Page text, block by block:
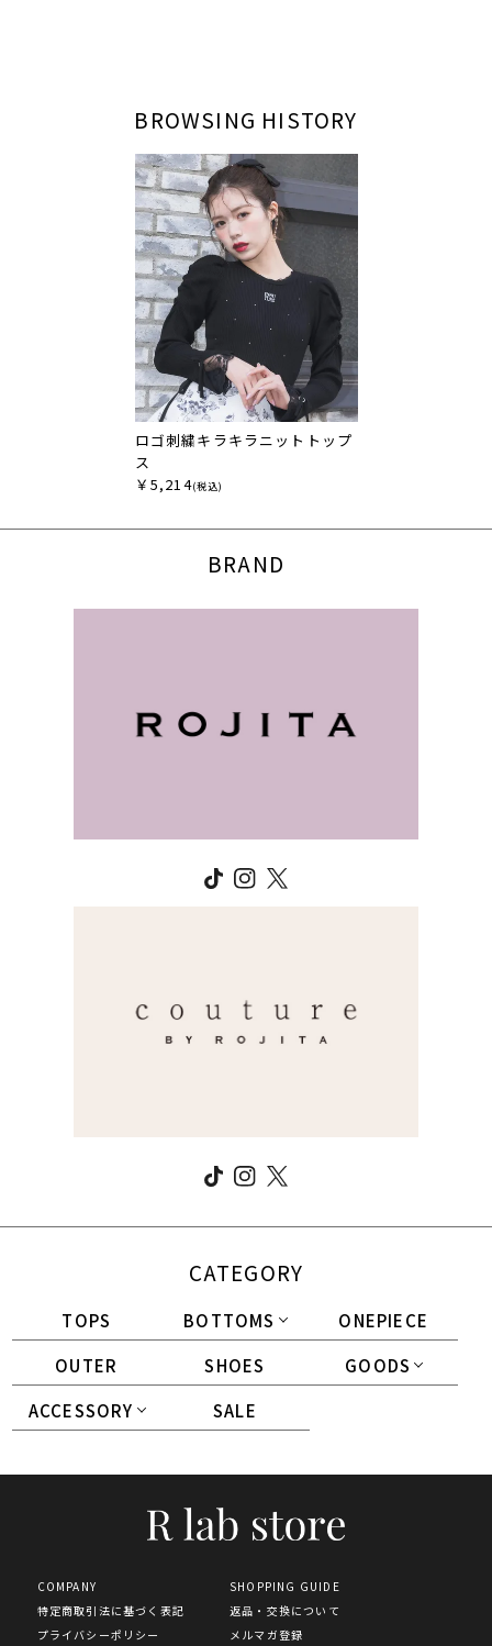
BROWSING HISTORY
ロゴ刺繍キラキラニットトップ
ス
￥5,214(税込)
BRAND
CATEGORY
TOPS BOTTOMS
ONEPIECE
OUTER
SHOES
GOODS
ACCESSORY
SALE
COMPANY
SHOPPING GUIDE
特定商取引法に基づく表記
返品・交換について
プライバシーポリシー
メルマガ登録